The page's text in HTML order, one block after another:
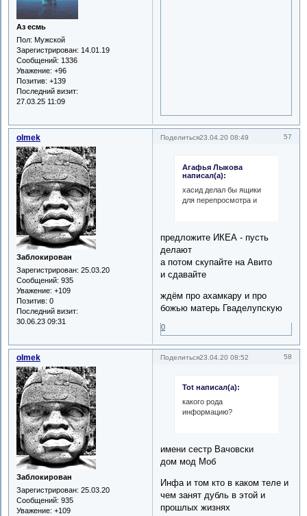
Аз есмь
Пол: Мужской
Зарегистрирован: 14.01.19
Сообщений: 1336
Уважение: +96
Позитив: +139
Последний визит:
27.03.25 11:09
Поделиться 57
23.04.20 08:49
olmek
Заблокирован
Зарегистрирован: 25.03.20
Сообщений: 935
Уважение: +109
Позитив: 0
Последний визит:
30.06.23 09:31
Агафья Лыкова
написал(а):
хасид делал бы ящики
для перепросмотра и
предложите ИКЕА - пусть
делают
а потом скупайте на Авито
и сдавайте
ждём про ахамкару и про
божью матерь Гваделупскую
0
Поделиться 58
23.04.20 08:52
olmek
Заблокирован
Зарегистрирован: 25.03.20
Сообщений: 935
Уважение: +109
Tot написал(а):
какого рода
информацию?
имени сестр Вачовски
дом мод Моб
Инфа и том кто в каком теле и
чем занят дубль в этой и
прошлых жизнях